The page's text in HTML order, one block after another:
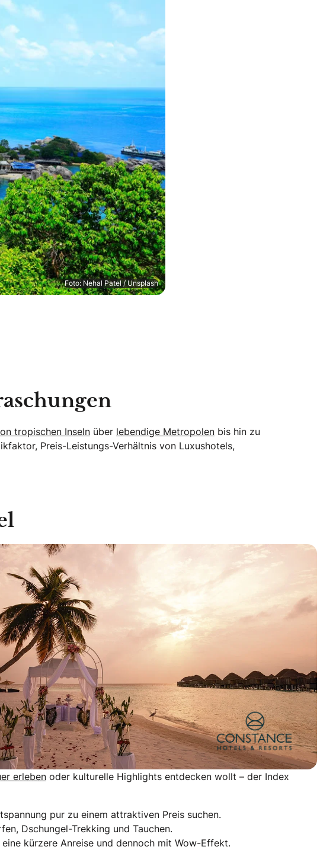
Foto: Nehal Patel / Unsplash
tropischen Inseln über lebendige Metropolen bis hin zu
Preis-Leistungs-Verhältnis von Luxushotels,
erleben oder kulturelle Highlights entdecken wollt – der Index
pur zu einem attraktiven Preis suchen.
Dschungel-Trekking und Tauchen.
kürzere Anreise und dennoch mit Wow-Effekt.